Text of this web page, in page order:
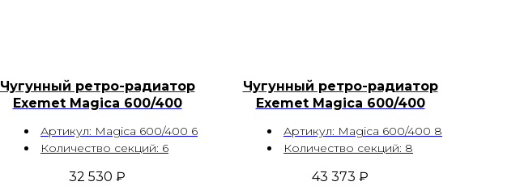
Чугунный ретро-радиатор
Exemet Magica 600/400
Артикул: Magica 600/400 6
Количество секций: 6
32 530 ₽
Чугунный ретро-радиатор
Exemet Magica 600/400
Артикул: Magica 600/400 8
Количество секций: 8
43 373 ₽